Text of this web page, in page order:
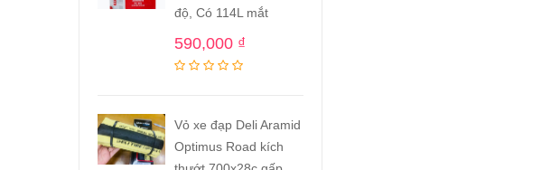
độ, Có 114L mắt
590,000 ₫
Vỏ xe đạp Deli Aramid
Optimus Road kích